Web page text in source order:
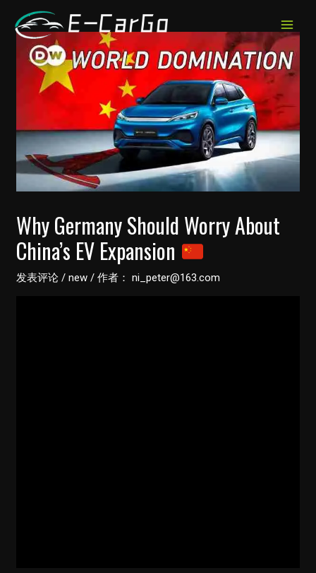
MAIN
Why Germany Should Worry About
China’s EV Expansion
发表评论 /new / 作者： ni_peter@163.com